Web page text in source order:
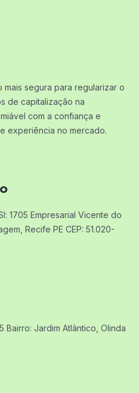
mais segura para regularizar o
de capitalização na
com a confiança e
experiência no mercado.
1705 Empresarial Vicente do
Recife PE CEP: 51.020-
Bairro: Jardim Atlântico, Olinda